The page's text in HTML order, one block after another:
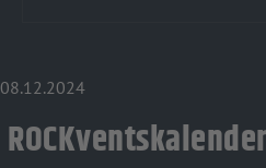
08.12.2024